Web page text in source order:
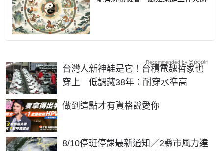
台灣人新神鞋是它！台積電魏哲家也
穿上 低調藏38年：耐穿水準高
做到這點才有資格說愛你
PR
8/10停班停課最新通知／2縣市風力達
Recommended by